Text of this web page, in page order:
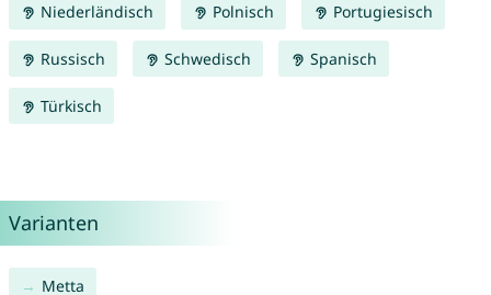
Niederländisch Polnisch Portugiesisch
Russisch Schwedisch Spanisch
Türkisch
Varianten
Metta